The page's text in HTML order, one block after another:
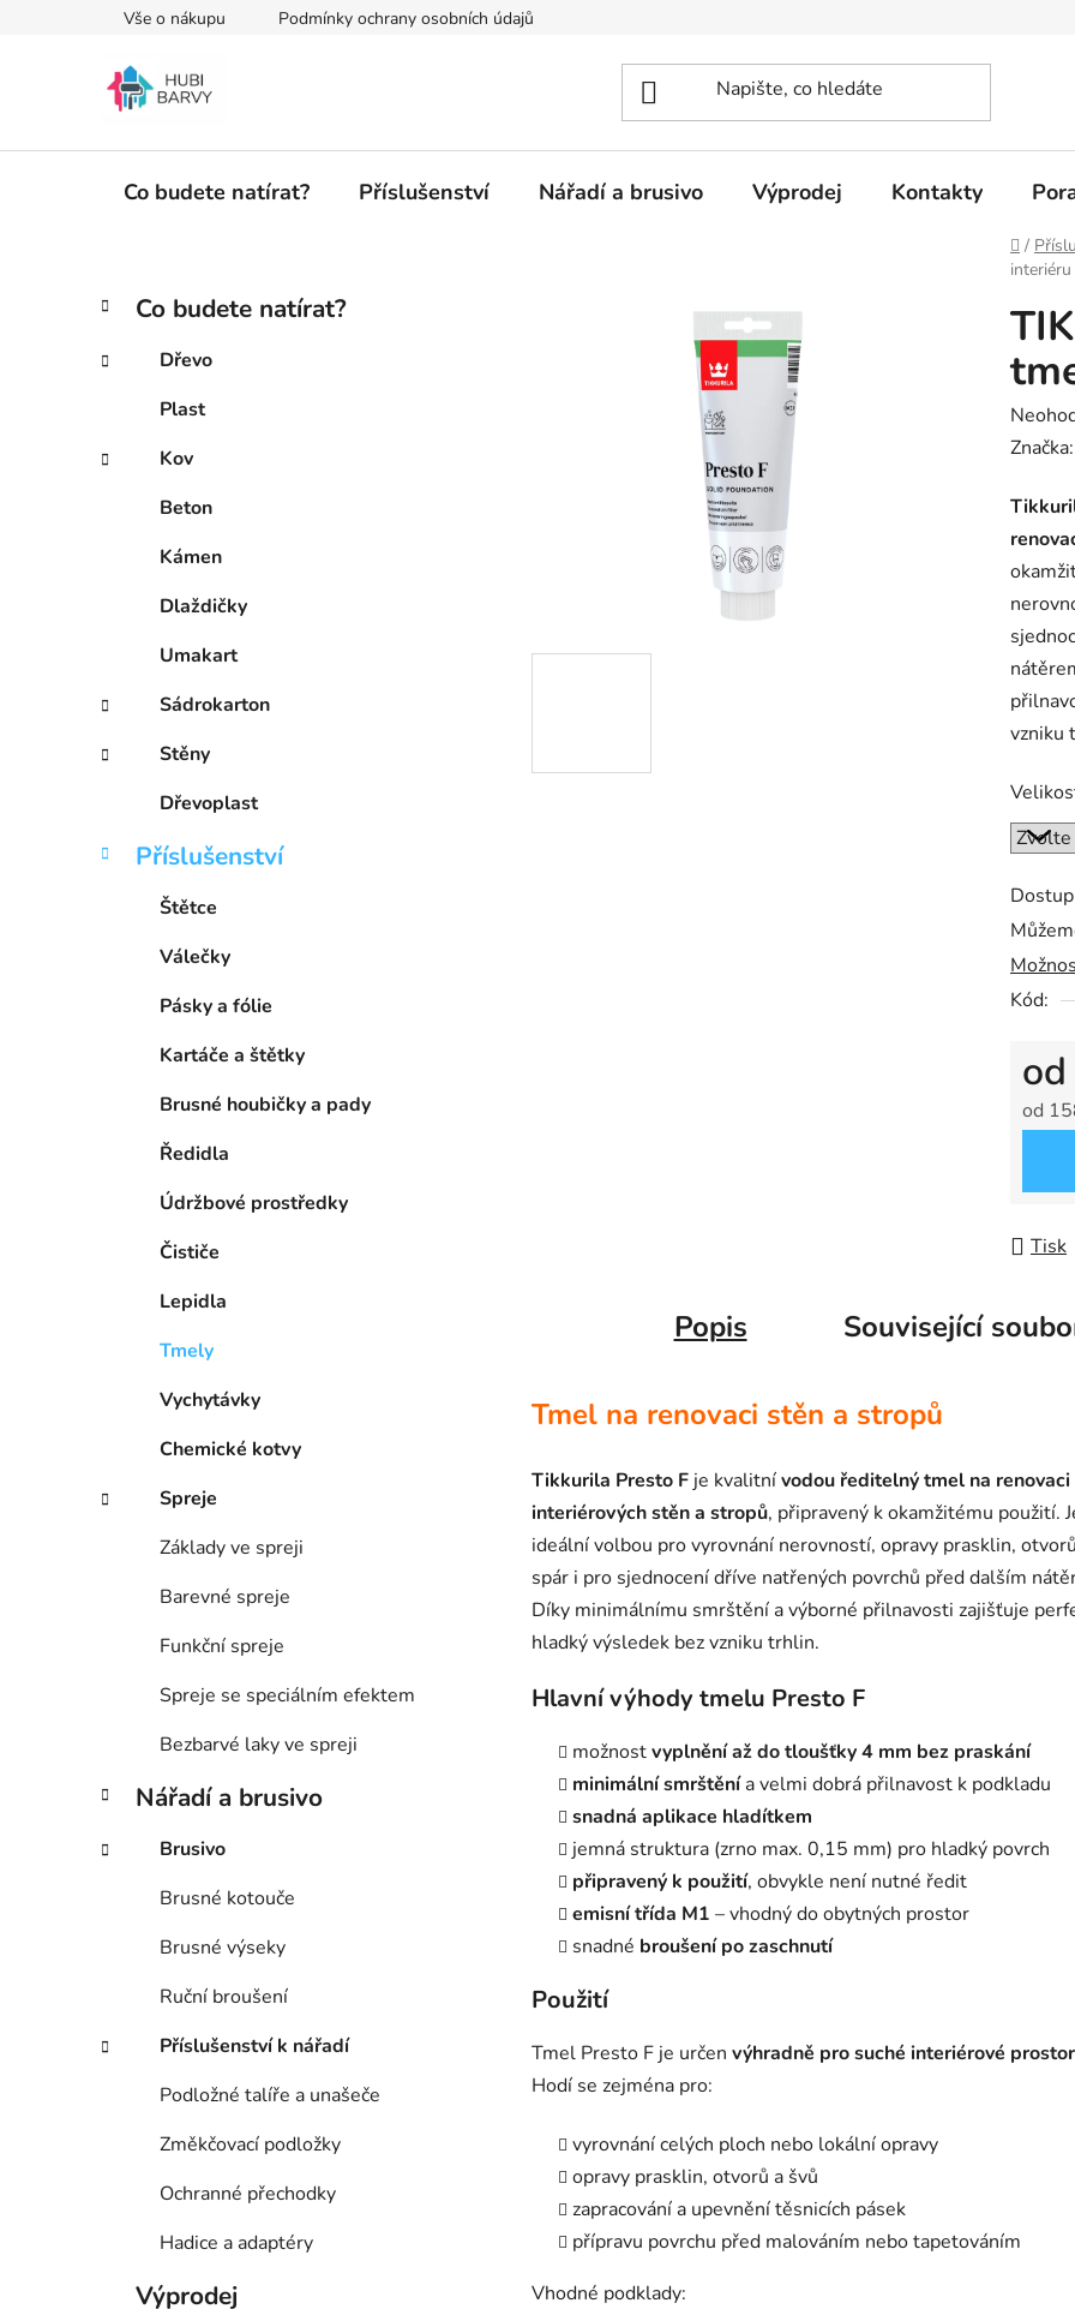
Vše o nákupu Podmínky ochrany osobních údajů
Co budete natírat? Příslušenství Nářadí a brusivo Výprodej Kontakty
Domů
/
interiéru
P
s
a
l
Přeskočit
kategorie
K
a
e
r
Co budete natírat?
Dřevo
Plast
Kov
Beton
Kámen
Dlaždičky
Umakart
Sádrokarton
Stěny
Dřevoplast
Příslušenství
Štětce
Válečky
Pásky a fólie
Kartáče a štětky
Brusné houbičky a pady
Ředidla
Údržbové prostředky
Čističe
Lepidla
Tmely
Vychytávky
Chemické kotvy
Spreje
Základy ve spreji
Barevné spreje
Funkční spreje
Spreje se speciálním efektem
Bezbarvé laky ve spreji
Nářadí a brusivo
Brusivo
Brusné kotouče
Brusné výseky
Ruční broušení
Příslušenství k nářadí
Podložné talíře a unašeče
Změkčovací podložky
Ochranné přechodky
Hadice a adaptéry
Výprodej
je
0,0
z
5
vzniku
Kód:
od
od
Tisk
Popis Související
Tmel na renovaci stěn a stropů
Tikkurila Presto F je kvalitnívodou ředitelný tmel na renovaci
interiérových stěn a stropů, připravený k okamžitému použití.
ideální volbou pro vyrovnání nerovností, opravy prasklin,
spár i pro sjednocení dříve natřených povrchů před dalším
Díky minimálnímu smrštění a výborné přilnavosti zajišťuje
hladký výsledek bez vzniku trhlin.
Hlavní výhody tmelu Presto F
možnostvyplnění až do tloušťky 4 mm bez praskání
minimální smrštěnía velmi dobrá přilnavost k podkladu
snadná aplikace hladítkem
jemná struktura (zrno max. 0,15 mm) pro hladký povrch
připravený k použití, obvykle není nutné ředit
emisní třída M1 – vhodný do obytných prostor
snadné broušení po zaschnutí
Použití
Tmel Presto F je určen výhradně pro suché interiérové
Hodí se zejména pro:
vyrovnání celých ploch nebo lokální opravy
opravy prasklin, otvorů a švů
zapracování a upevnění těsnicích pásek
přípravu povrchu před malováním nebo tapetováním
Vhodné podklady: